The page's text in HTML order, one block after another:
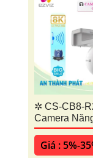
✲ CS-CB8-
Camera
Giá : 5%-